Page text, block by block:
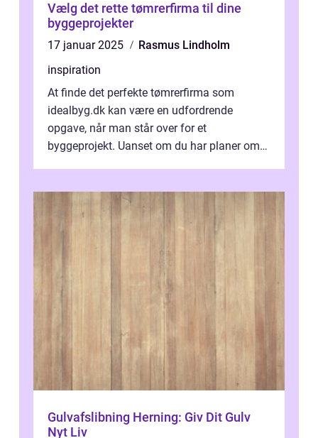
Vælg det rette tømrerfirma til dine
byggeprojekter
17 januar 2025
Rasmus Lindholm
inspiration
At finde det perfekte tømrerfirma som
idealbyg.dk kan være en udfordrende
opgave, når man står over for et
byggeprojekt. Uanset om du har planer om
Gulvafslibning Herning: Giv Dit Gulv
Nyt Liv